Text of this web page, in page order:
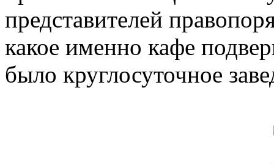
представителей
какое именно кафе
было круглосуточное